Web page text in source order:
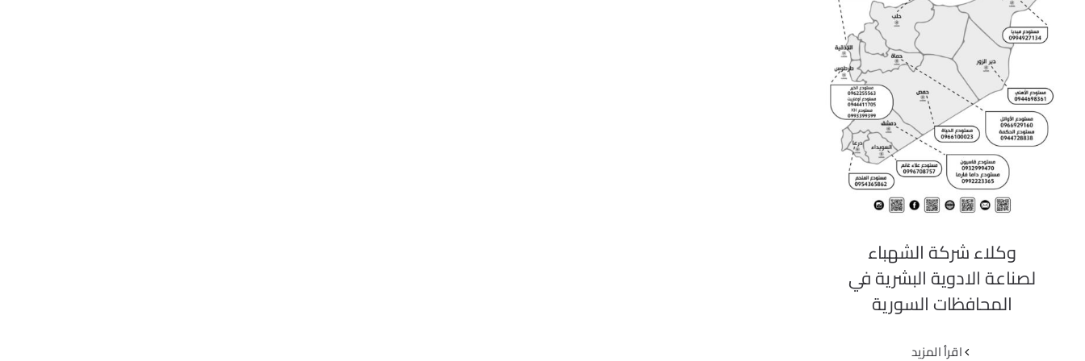
وكلاء شركة الشهباء لصناعة
الادوية البشرية في المحافظات
السورية
وكلاء شركة الشهباء
لصناعة الادوية البشرية في
المحافظات السورية
‫اقرأ المزيد